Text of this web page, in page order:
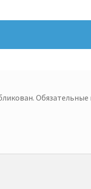
Обязательные